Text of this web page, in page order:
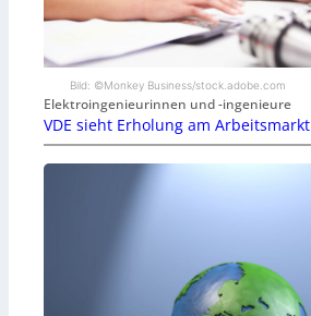
Bild: ©Monkey Business/stock.adobe.com
Elektroingenieurinnen und -ingenieure
VDE sieht Erholung am Arbeitsmarkt